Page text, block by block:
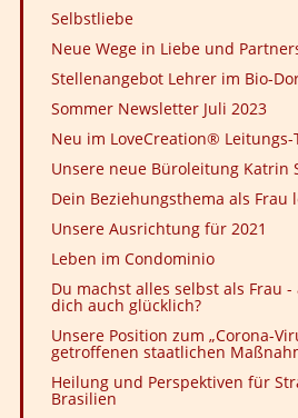
Selbstliebe
Neue Wege in Liebe und
Stellenangebot Lehrer im Bio-
Sommer Newsletter Juli 2023
Neu im LoveCreation® Leitungs-
Unsere neue Büroleitung Katrin
Dein Beziehungsthema als Frau
Unsere Ausrichtung für 2021
Leben im Condominio
Du machst alles selbst als Frau
dich auch glücklich?
Unsere Position zum „Corona-
getroffenen staatlichen
Heilung und Perspektiven für
Brasilien